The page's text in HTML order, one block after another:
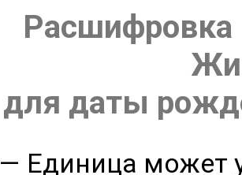
Расшифровка
для даты
— Единица может